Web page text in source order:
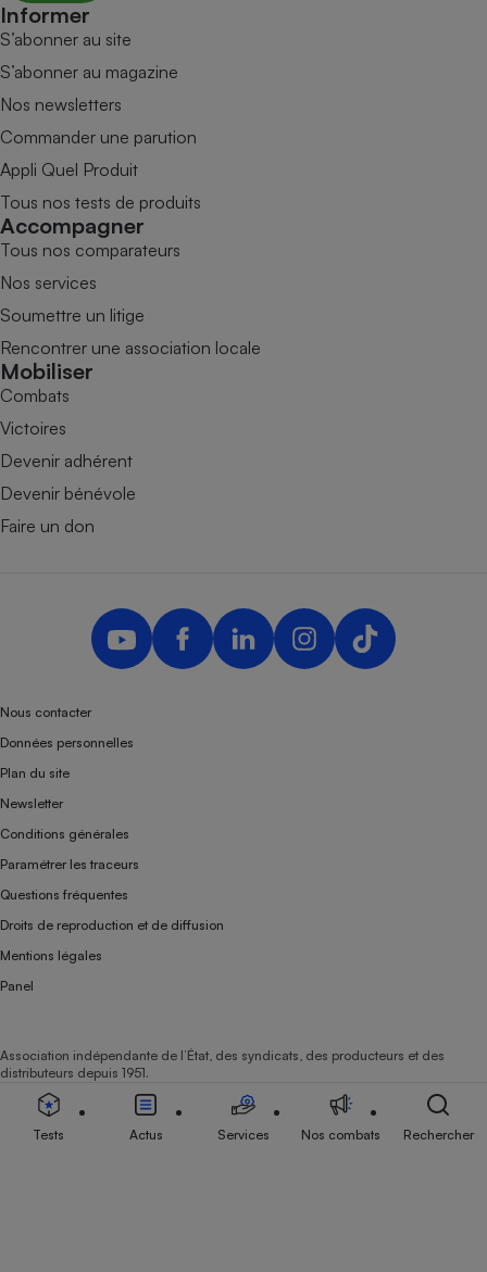
Informer
S’abonner au site
S’abonner au magazine
Nos newsletters
Commander une parution
Appli Quel Produit
Tous nos tests de produits
Accompagner
Tous nos comparateurs
Nos services
Soumettre un litige
Rencontrer une association locale
Mobiliser
Combats
Victoires
Devenir adhérent
Devenir bénévole
Faire un don
Nous contacter
Données personnelles
Plan du site
Newsletter
Conditions générales
Paramétrer les traceurs
Questions fréquentes
Droits de reproduction et de diffusion
Mentions légales
Panel
Association indépendante de l’État, des syndicats, des producteurs et des
distributeurs depuis 1951.
Tests Actus Services Nos combats Rechercher